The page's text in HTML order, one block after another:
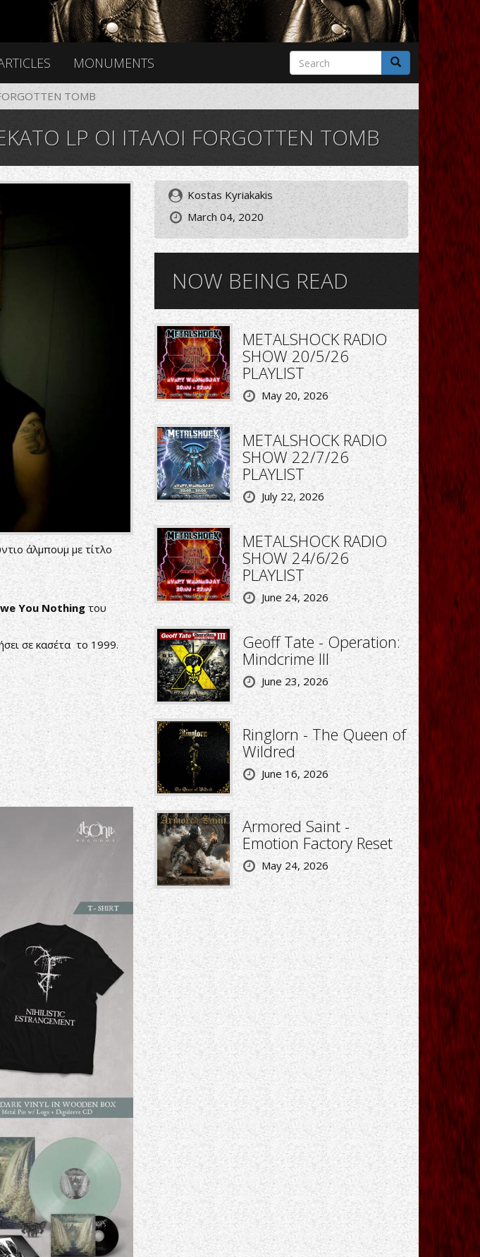
MONUMENTS
Search
form
Search
TOMB
LP ΟΙ ΙΤΑΛΟΙ FORGOTTEN TOMB
άλμπουμ με τίτλο
You Nothingτου
σε κασέτα το 1999.
Kostas Kyriakakis
March 04, 2020
NOW BEING READ
METALSHOCK RADIO
SHOW 20/5/26
PLAYLIST
May 20, 2026
METALSHOCK RADIO
SHOW 22/7/26
PLAYLIST
July 22, 2026
METALSHOCK RADIO
SHOW 24/6/26
PLAYLIST
June 24, 2026
Geoff Tate - Operation:
Mindcrime III
June 23, 2026
Ringlorn - The Queen of
Wildred
June 16, 2026
Armored Saint -
Emotion Factory Reset
May 24, 2026